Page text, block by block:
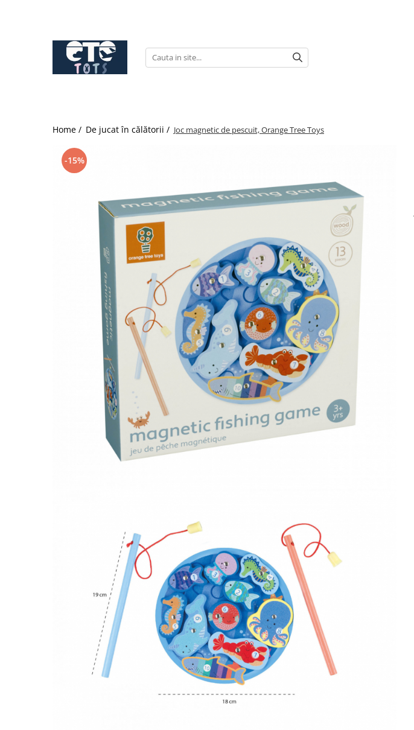
CĂRUCIOARE & SCAUNE AUTO
cărucioare YOYO
accesorii scaun auto
accesorii scaun avion
Home / De jucat în călătorii / Joc magnetic de pescuit, Orange Tree Toys
-15%